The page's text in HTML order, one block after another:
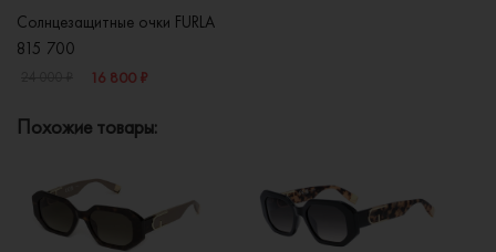
Солнцезащитные очки FURLA
815 700
16 800 ₽
Похожие товары: